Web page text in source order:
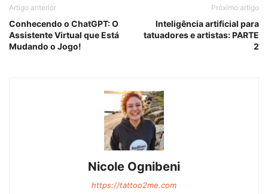
Artigo anterior
Conhecendo o ChatGPT: O
Assistente Virtual que Está
Mudando o Jogo!
Próximo artigo
Inteligência artificial para
tatuadores e artistas: PARTE
2
Nicole Ognibeni
https://tattoo2me.com